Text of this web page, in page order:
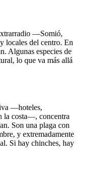
—Somió,
locales del centro. En
Algunas especies de
lo que va más allá
—hoteles,
la costa—, concentra
Son una plaga con
y extremadamente
Si hay chinches, hay